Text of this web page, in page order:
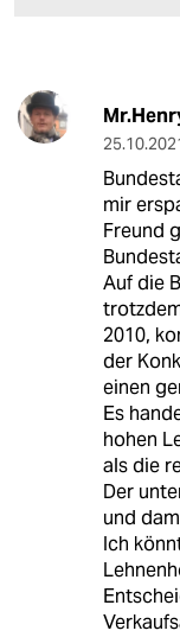
mir
Freund
Auf die
2010,
der
einen
Es
hohen
als die
Der
und
Ich